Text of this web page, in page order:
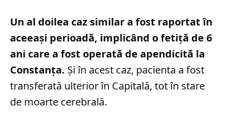
Un al doilea caz similar a fost raportat în
aceeași perioadă, implicând o fetiță de 6
ani care a fost operată de apendicită la
Constanța. Și în acest caz, pacienta a fost
transferată ulterior în Capitală, tot în stare
de moarte cerebrală.